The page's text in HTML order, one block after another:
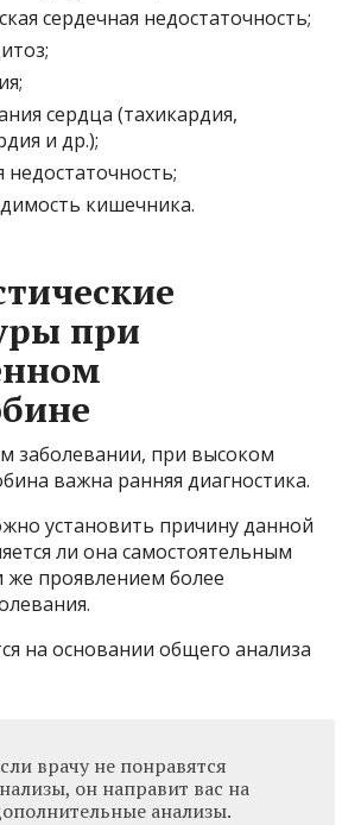
сердечная недостаточность;
сердца (тахикардия,
и др.);
недостаточность;
кишечника.
при
заболевании, при высоком
важна ранняя диагностика.
установить причину данной
ли она самостоятельным
проявлением более
на основании общего анализа
врачу не понравятся
он направит вас на
анализы.